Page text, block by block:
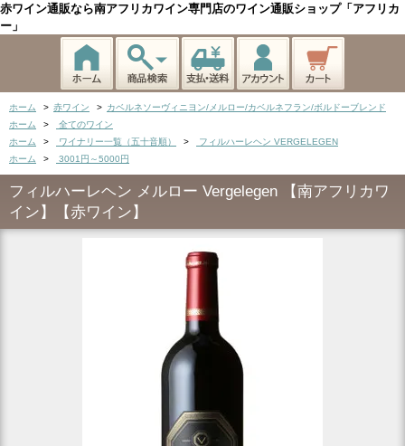
赤ワイン通販なら南アフリカワイン専門店のワイン通販ショップ「アフリカ
ー」
ホーム > 赤ワイン > カベルネソーヴィニヨン/メルロー/カベルネフラン/ボルドーブレンド
ホーム
>
全てのワイン
ホーム
> ワイナリー一覧（五十音順） >
フィルハーレヘン VERGELEGEN
ホーム
> 3001円～5000円
フィルハーレヘン メルロー Vergelegen 【南アフリカワ
イン】【赤ワイン】